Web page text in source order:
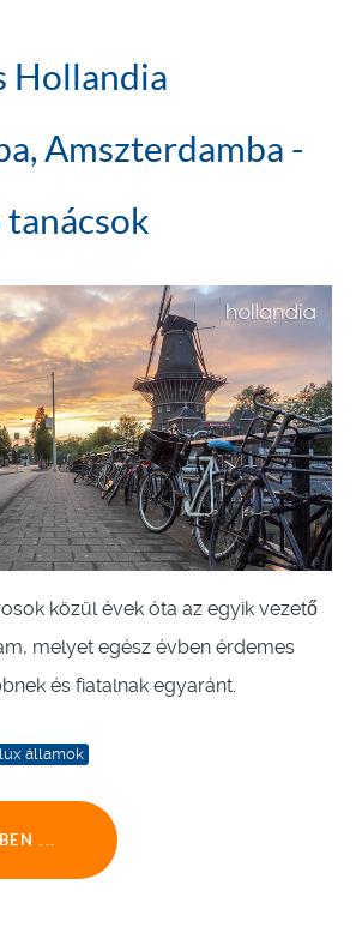
Hollandia
Amszterdamba -
közül évek óta az egyik vezető
melyet egész évben érdemes
és fiatalnak egyaránt.
államok
...